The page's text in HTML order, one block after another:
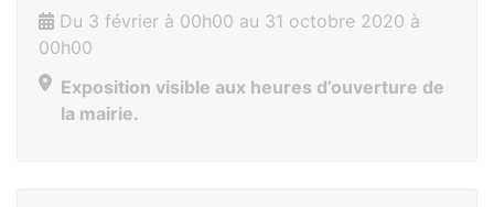
Du 3 février à 00h00 au 31 octobre 2020 à
00h00
Exposition visible aux heures d’ouverture de
la mairie.